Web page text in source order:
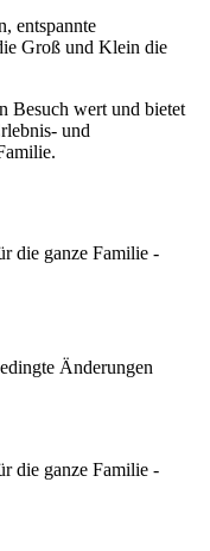
entspannte
Groß und Klein die
Besuch wert und bietet
und
Änderungen